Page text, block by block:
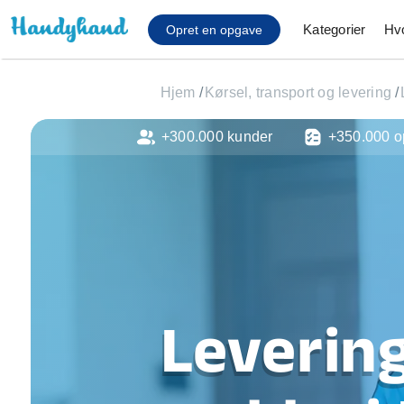
Opret en opgave Kategorier
Affaldsfjernelse
Hårde hvidevare
Installation af
Møbelsamling og
Ophængning af
Hjem / Kørsel, transport og levering /
+300.000 kunder +350.000